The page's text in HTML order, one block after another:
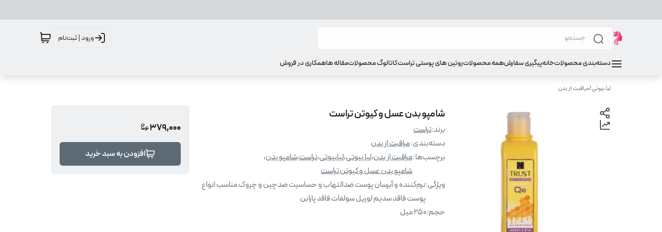
ورود | ثبت‌نام
دسته‌بندی محصولاتخانهپیگیری سفارشهمه محصولاتروتین های پوستی تراستکاتالوگ محصولاتمقاله هاهمکاری در فروش
لیا بیوتی/مراقبت از بدن
شامپو بدن عسل و کیوتن تراست
برند:تراست
دسته‌بندی:مراقبت از بدن
برچسب‌ها :مراقبت از بدن،لیا بیوتی،لیابیوتی،تراست،شامپو بدن،
شامپو بدن عسل و کیوتن تراست
ویژگی:نرم‌کننده و آبرسان پوست ضدالتهاب و حساسیت ضدچین و چروک مناسب انواع
پوست فاقد سدیم لوریل سولفات فاقد پارابن
حجم:250 میل
379,000
افزودن به سبد خرید